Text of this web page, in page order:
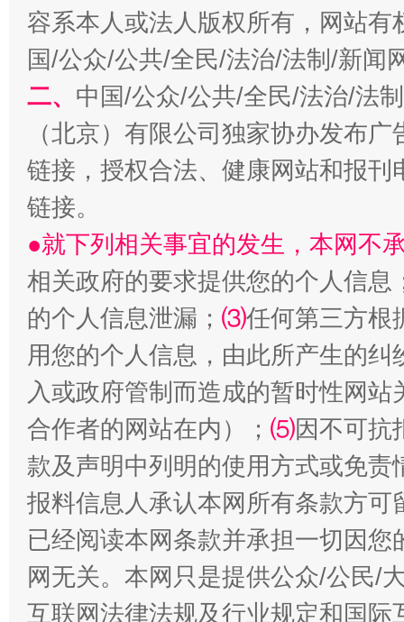
“刷贴”乱象丛生
生
揭批美国五大"原罪" "炒
解纷+调解+退费，一次搞定
容系本人或法人版权所有，网站
国/公众/公共/全民/法治/法制/新闻
二、 中国/公众/公共/全民/法治/法
（北京）有限公司独家协办发布
链接，授权合法、健康网站和报
链接。
●就下列相关事宜的发生，本网不
相关政府的要求提供您的个人信息
的个人信息泄漏； ⑶任何第三方根
用您的个人信息，由此所产生的纠
入或政府管制而造成的暂时性网
合作者的网站在内）； ⑸因不可抗
款及声明中列明的使用方式或免责
报料信息人承认本网所有条款方
已经阅读本网条款并承担一切因
网无关。本网只是提供公众/公民/
互联网法律法规及行业规定和国